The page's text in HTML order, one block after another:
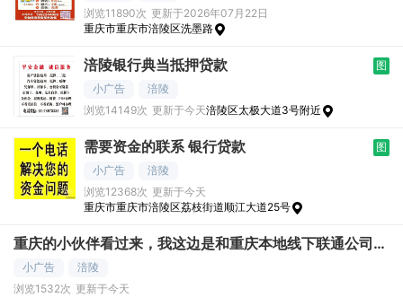
浏览11890次 更新于2026年07月22日
重庆市重庆市涪陵区洗墨路
涪陵银行典当抵押贷款
图
小广告
涪陵
浏览14149次 更新于今天涪陵区太极大道3号附近
需要资金的联系 银行贷款
图
小广告
涪陵
浏览12368次 更新于今天
重庆市重庆市涪陵区荔枝街道顺江大道25号
重庆的小伙伴看过来，我这边是和重庆本地线下联通公司合
作。推广
小广告
涪陵
浏览1532次 更新于今天